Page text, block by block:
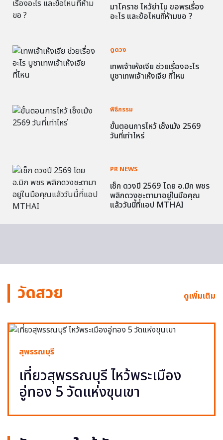
มาโคราช ไหว้ย่าโม ขอพรเรื่อง
อะไร และข้อไหนที่ห้ามขอ ?
ดูดวง
เทพเจ้าเห้งเจีย ช่วยเรื่องอะไร
บูชาเทพเจ้าเห้งเจีย ที่ไหน
พิธีกรรม
ขั้นตอนการไหว้ เช็งเม้ง 2569
วันที่เท่าไหร่
PR NEWS
เช็ก ดวงปี 2569 โดย อ.มิก พชร
พลิกดวงชะตามาอยู่ในมือคุณ
แล้ววันนี้ที่แอป MTHAI
วัดสวย ดูเพิ่มเติม
สุพรรณบุรี
เที่ยวสุพรรณบุรี ไหว้พระเมือง
อู่ทอง 5 วัดแห่งขุนเขา